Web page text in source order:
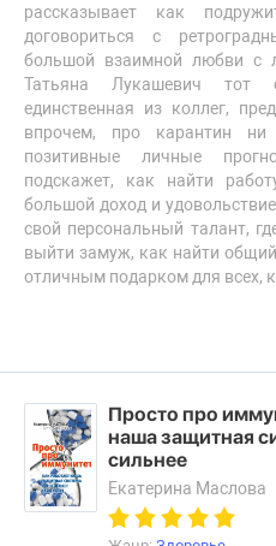
рассказывает как
договориться с
большой взаимной любви с
Татьяна Лукашевич тот
единственная из коллег,
впрочем, про карантин
позитивные личные
подскажет, как найти
большой доход и
свой персональный талант,
выйти замуж, как найти
отличным подарком для всех,
Просто про
наша защитная
сильнее
Екатерина Маслова